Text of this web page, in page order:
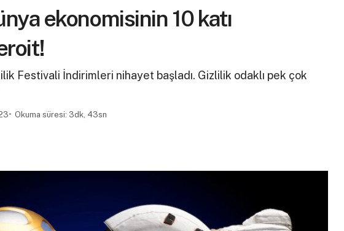
ekonomisinin 10 katı
Festivali İndirimleri nihayet başladı. Gizlilik odaklı pek çok
Okuma süresi: 3dk, 43sn